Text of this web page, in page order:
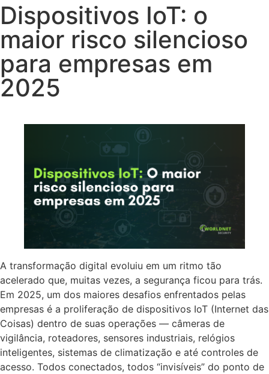
Dispositivos IoT: o
maior risco silencioso
para empresas em
2025
A transformação digital evoluiu em um ritmo tão
acelerado que, muitas vezes, a segurança ficou para trás.
Em 2025, um dos maiores desafios enfrentados pelas
empresas é a proliferação de dispositivos IoT (Internet das
Coisas) dentro de suas operações — câmeras de
vigilância, roteadores, sensores industriais, relógios
inteligentes, sistemas de climatização e até controles de
acesso. Todos conectados, todos “invisíveis” do ponto de